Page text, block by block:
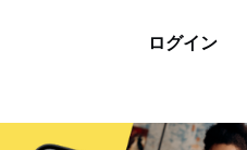
ログイン